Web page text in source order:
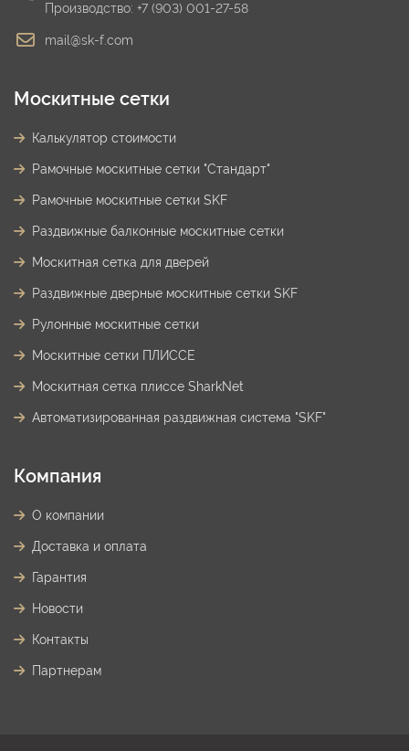
Производство: +7 (903) 001-27-58
mail@sk-f.com
Москитные сетки
Калькулятор стоимости
Рамочные москитные сетки "Стандарт"
Рамочные москитные сетки SKF
Раздвижные балконные москитные сетки
Москитная сетка для дверей
Раздвижные дверные москитные сетки SKF
Рулонные москитные сетки
Москитные сетки ПЛИССЕ
Москитная сетка плиссе SharkNet
Автоматизированная раздвижная система "SKF"
Компания
О компании
Доставка и оплата
Гарантия
Новости
Контакты
Партнерам